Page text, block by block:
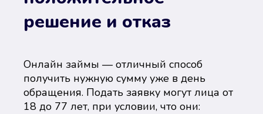
решение и отказ
Онлайн займы — отличный способ
получить нужную сумму уже в день
обращения. Подать заявку могут лица от
18 до 77 лет, при условии, что они: